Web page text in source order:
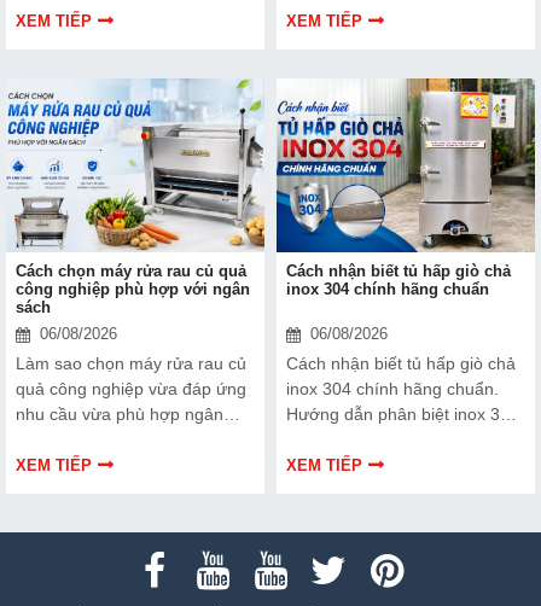
nào cũng phù hợp với cùng
gặp tình trạng năng suất thấp,
hao hụt nguyên liệu và lãng
phí chi phí đầu tư.
XEM TIẾP
hiệu quả làm sạch, tiết kiệm
XEM TIẾP
Cách chọn máy rửa rau củ quả
công nghiệp phù hợp với ngân
sách
06/08/2026
Làm sao chọn máy rửa rau củ
quả công nghiệp vừa đáp ứng
nhu cầu vừa phù hợp ngân
quan trọng, phân khúc giá và
XEM TIẾP
Cách nhận biết tủ hấp giò chả
inox 304 chính hãng chuẩn
06/08/2026
Cách nhận biết tủ hấp giò chả
inox 304 chính hãng chuẩn.
Hướng dẫn phân biệt inox 304
liệu, mối hàn và lựa chọn tủ
XEM TIẾP